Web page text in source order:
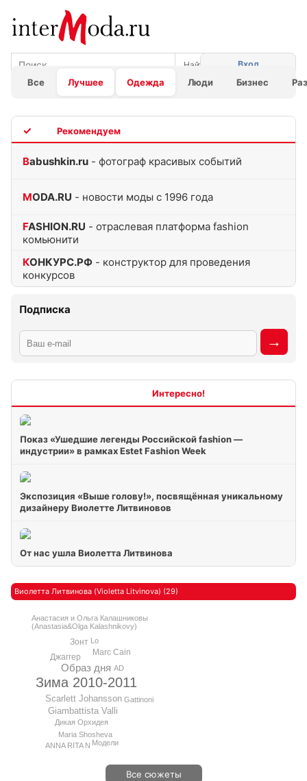
Все Лучшее Одежда Люди Бизнес
Вход
Babushkin.ru - фотограф красивых событий
MODA.RU - новости моды с 1996 года
FASHION.RU - отраслевая платформа fashion
комьюнити
КОНКУРС.РФ - конструктор для проведения
конкурсов
Подписка
Показ «Ушедшие легенды Российской fashion —
индустрии» в рамках Estet Fashion Week
Экспозиция «Выше голову!», посвящённая уникальному
дизайнеру Виолетте Литвиновов
От нас ушла Виолетта Литвинова
Виолетта Литвинова (Violetta Litvinova) (29)
Зима 2010-2011
Образ дня
Scarlett Johansson
Giambattista Valli
Marc Cain
Джаггер
Зонт
AD
Дикая Орхидея
Анастасия и Ольга Калашниковы
(Anastasia&Olga Kalashnikovy)
Lo
Maria Shosheva
ANNA RITA N
Gattinoni
Модели
Все сюжеты